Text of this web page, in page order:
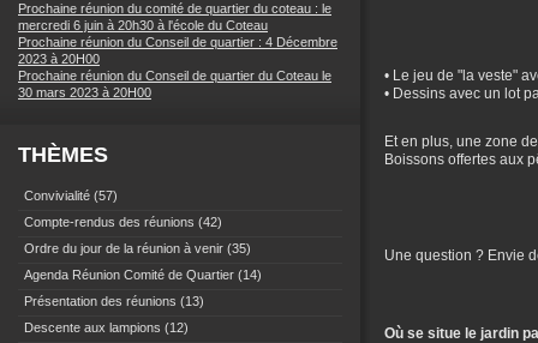
Prochaine réunion du comité de quartier du coteau : le
mercredi 6 juin à 20h30 à l'école du Coteau
Prochaine réunion du Conseil de quartier : 4 Décembre
2023 à 20H00
Prochaine réunion du Conseil de quartier du Coteau le
30 mars 2023 à 20H00
THÈMES
Convivialité (57)
Compte-rendus des réunions (42)
Ordre du jour de la réunion à venir (35)
Agenda Réunion Comité de Quartier (14)
Présentation des réunions (13)
Descente aux lampions (12)
• Le jeu de "la veste"
• Dessins avec un lot
Et en plus, une zone
Boissons offertes aux
Une question ? Envie
Où se situe le jardin